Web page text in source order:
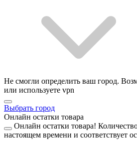
Не смогли определить ваш город.
или используете vpn
Выбрать город
Онлайн остатки товара
Онлайн остатки товара!
настоящем времени и соответствует